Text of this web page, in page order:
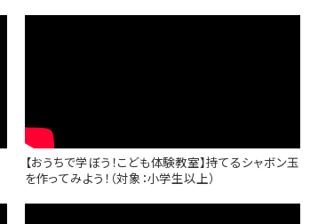
【おうちで学ぼう！こども体験教室】持てるシャボン玉
を作ってみよう！（対象：小学生以上）